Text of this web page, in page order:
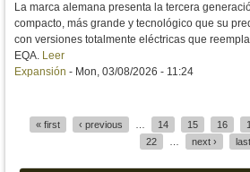
La marca alemana presenta la tercera
compacto, más grande y tecnológico que su
con versiones totalmente eléctricas que
EQA. Leer
Expansión - Mon, 03/08/2026 - 11:24
« first ‹ previous 14 15 16
22
next ›